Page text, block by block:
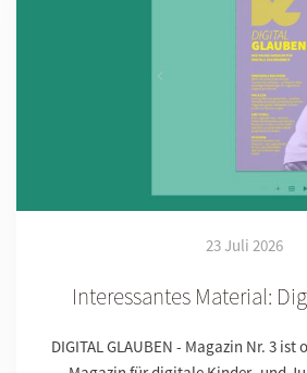
23 Juli 2026
Interessantes Material:
DIGITAL GLAUBEN - Magazin Nr. 3